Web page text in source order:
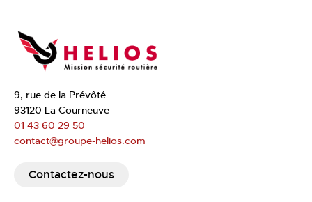
9, rue de la Prévôté
93120 La Courneuve
01 43 60 29 50
contact@groupe-helios.com
Contactez-nous